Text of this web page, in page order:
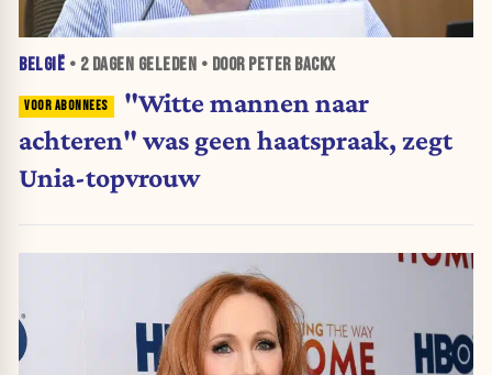
BELGIË • 2 DAGEN GELEDEN • DOOR PETER BACKX
"Witte mannen naar
achteren" was geen haatspraak, zegt
Unia-topvrouw